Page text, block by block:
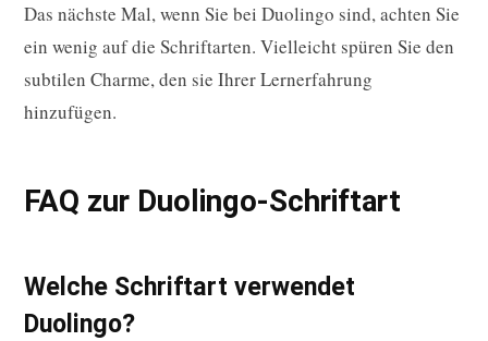
Das nächste Mal, wenn Sie bei Duolingo sind, achten Sie
ein wenig auf die Schriftarten. Vielleicht spüren Sie den
subtilen Charme, den sie Ihrer Lernerfahrung
hinzufügen.
FAQ zur Duolingo-Schriftart
Welche Schriftart verwendet
Duolingo?